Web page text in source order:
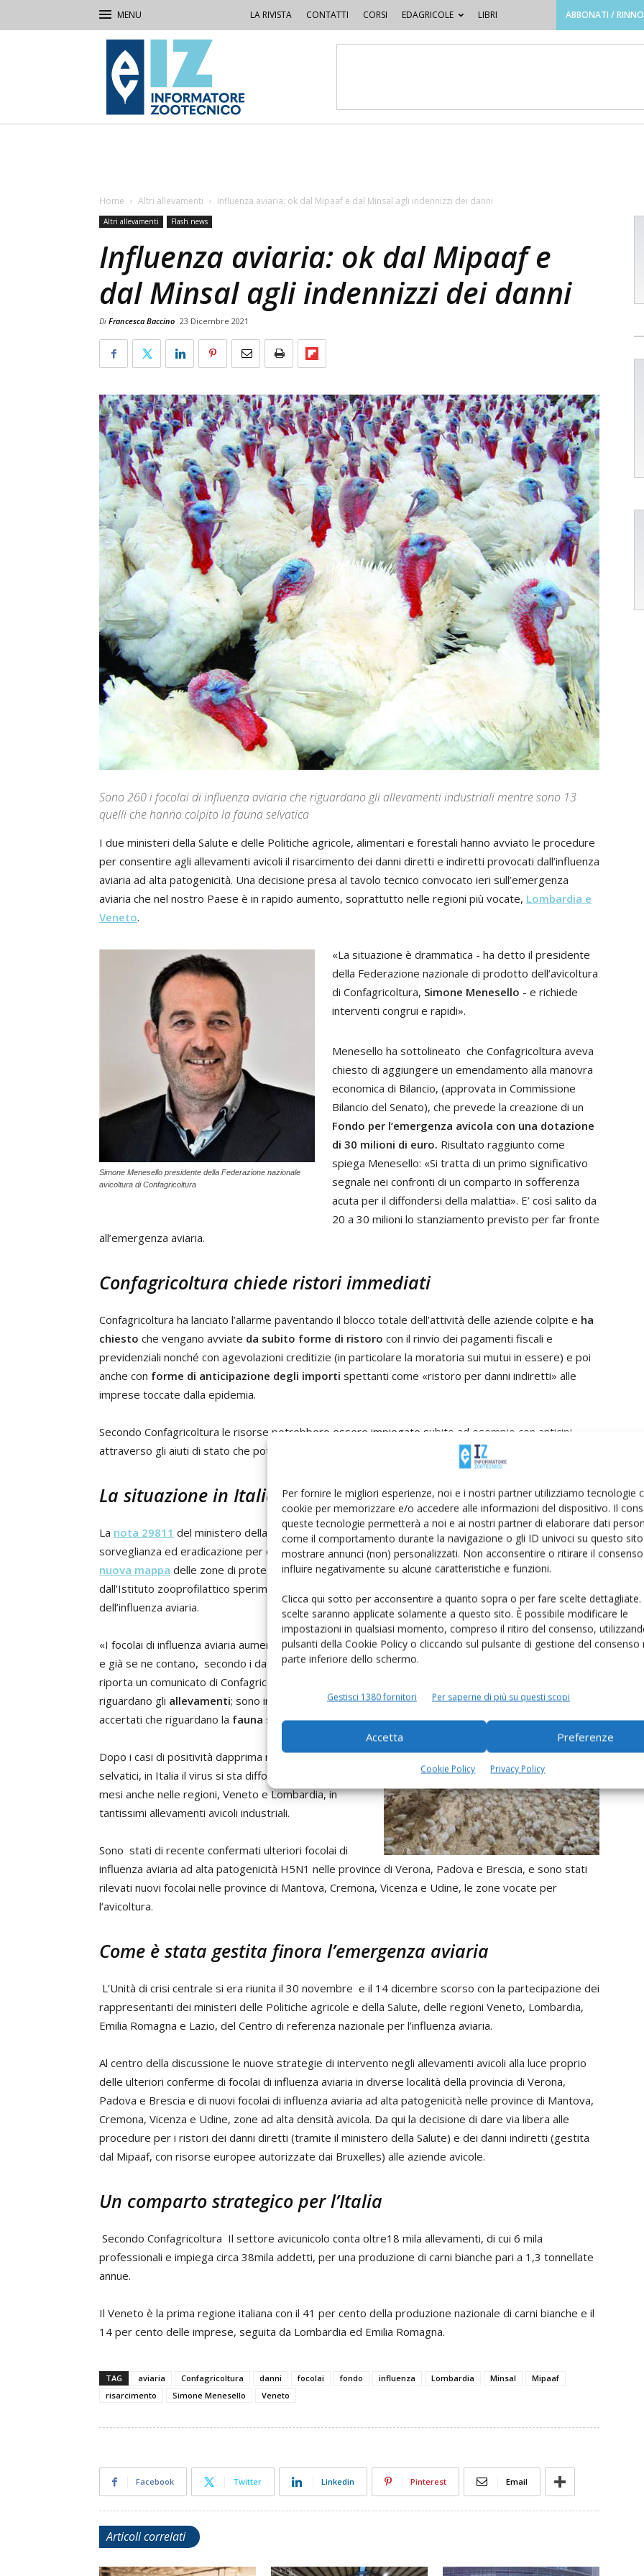
Per fornire le migliori esperienze, noi e i nostri partner utilizziamo tecnologie
cookie per memorizzare e/o accedere alle informazioni del dispositivo. Il
queste tecnologie permetterà a noi e ai nostri partner di elaborare dati
come il comportamento durante la navigazione o gli ID univoci su questo
mostrare annunci (non) personalizzati. Non acconsentire o ritirare il
influire negativamente su alcune caratteristiche e funzioni.
Clicca qui sotto per acconsentire a quanto sopra o per fare scelte dettagliate.
scelte saranno applicate solamente a questo sito. È possibile modificare le
impostazioni in qualsiasi momento, compreso il ritiro del consenso,
pulsanti della Cookie Policy o cliccando sul pulsante di gestione del consenso
parte inferiore dello schermo.
Gestisci 1380 fornitori Per saperne di più su questi scopi
Accetta Preferenze
Cookie Policy Privacy Policy
LA RIVISTA CONTATTI CORSI EDAGRICOLE LIBRI ABBONATI /
IZ
Informatore
Zootecnico
Home Altri allevamenti Influenza aviaria: ok dal Mipaaf e dal Minsal agli indennizzi dei danni
Altri allevamenti Flash news
Influenza aviaria: ok dal Mipaaf e
dal Minsal agli indennizzi dei danni
Di Francesca Baccino 23 Dicembre 2021
Sono 260 i focolai di influenza aviaria che riguardano gli allevamenti industriali mentre sono 13
quelli che hanno colpito la fauna selvatica
I due ministeri della Salute e delle Politiche agricole, alimentari e forestali hanno avviato le procedure
per consentire agli allevamenti avicoli il risarcimento dei danni diretti e indiretti provocati dall’influenza
aviaria ad alta patogenicità. Una decisione presa al tavolo tecnico convocato ieri sull’emergenza
aviaria che nel nostro Paese è in rapido aumento, soprattutto nelle regioni più vocate, Lombardia e
Veneto.
Simone Menesello presidente della Federazione nazionale
avicoltura di Confagricoltura
«La situazione è drammatica - ha detto il presidente
della Federazione nazionale di prodotto dell’avicoltura
di Confagricoltura, Simone Menesello - e richiede
interventi congrui e rapidi».
Menesello ha sottolineato che Confagricoltura aveva
chiesto di aggiungere un emendamento alla manovra
economica di Bilancio, (approvata in Commissione
Bilancio del Senato), che prevede la creazione di un
Fondo per l’emergenza avicola con una dotazione
di 30 milioni di euro. Risultato raggiunto come
spiega Menesello: «Si tratta di un primo significativo
segnale nei confronti di un comparto in sofferenza
acuta per il diffondersi della malattia». E’ così salito da
20 a 30 milioni lo stanziamento previsto per far fronte
all’emergenza aviaria.
Confagricoltura chiede ristori immediati
Confagricoltura ha lanciato l’allarme paventando il blocco totale dell’attività delle aziende colpite e ha
chiesto che vengano avviate da subito forme di ristoro con il rinvio dei pagamenti fiscali e
previdenziali nonché con agevolazioni creditizie (in particolare la moratoria sui mutui in essere) e poi
anche con forme di anticipazione degli importi spettanti come «ristoro per danni indiretti» alle
imprese toccate dalla epidemia.
Secondo Confagricoltura le risorse potrebbero essere impiegate subito ad esempio con anticipi
attraverso gli aiuti di stato che potrebbero essere attivati in maniera automatica e rapida.
La situazione in Italia
La nota 29811 del ministero della Salute ha stabilito il 18 dicembre 2021 ulteriori misure di controllo,
sorveglianza ed eradicazione per contenere la diffusione dell’influenza aviaria e ha pubblicato una
nuova mappa delle zone di protezione e sorveglianza che viene costantemente aggiornata
dall’Istituto zooprofilattico sperimentale delle Venezie, che è il Centro di referenza nazionale
dell’influenza aviaria.
«I focolai di influenza aviaria aumentano rapidamente
e già se ne contano, secondo i dati ufficiali diffusi ieri -
riporta un comunicato di Confagricoltura -
riguardano gli allevamenti; sono invece
focolai
accertati che riguardano la fauna selvatica.
Dopo i casi di positività dapprima rilevati nei volatili
selvatici, in Italia il virus si sta diffondendo dunque da
mesi anche nelle regioni, Veneto e Lombardia, in
tantissimi allevamenti avicoli industriali.
Sono stati di recente confermati ulteriori focolai di
influenza aviaria ad alta patogenicità H5N1 nelle province di Verona, Padova e Brescia, e sono stati
rilevati nuovi focolai nelle province di Mantova, Cremona, Vicenza e Udine, le zone vocate per
l’avicoltura.
Come è stata gestita finora l’emergenza aviaria
L’Unità di crisi centrale si era riunita il 30 novembre e il 14 dicembre scorso con la partecipazione dei
rappresentanti dei ministeri delle Politiche agricole e della Salute, delle regioni Veneto, Lombardia,
Emilia Romagna e Lazio, del Centro di referenza nazionale per l’influenza aviaria.
Al centro della discussione le nuove strategie di intervento negli allevamenti avicoli alla luce proprio
delle ulteriori conferme di focolai di influenza aviaria in diverse località della provincia di Verona,
Padova e Brescia e di nuovi focolai di influenza aviaria ad alta patogenicità nelle province di Mantova,
Cremona, Vicenza e Udine, zone ad alta densità avicola. Da qui la decisione di dare via libera alle
procedure per i ristori dei danni diretti (tramite il ministero della Salute) e dei danni indiretti (gestita
dal Mipaaf, con risorse europee autorizzate dai Bruxelles) alle aziende avicole.
Un comparto strategico per l’Italia
Secondo Confagricoltura Il settore avicunicolo conta oltre18 mila allevamenti, di cui 6 mila
professionali e impiega circa 38mila addetti, per una produzione di carni bianche pari a 1,3 tonnellate
annue.
Il Veneto è la prima regione italiana con il 41 per cento della produzione nazionale di carni bianche e il
14 per cento delle imprese, seguita da Lombardia ed Emilia Romagna.
TAG aviaria Confagricoltura danni focolai fondo influenza Lombardia Minsal
Mipaaf
risarcimento
Simone Menesello Veneto
Facebook Twitter Linkedin Pinterest Email
Articoli correlati